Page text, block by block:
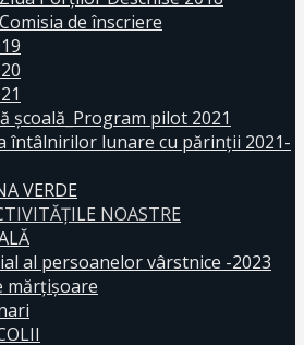
Comisia de înscriere
școală_Program pilot 2021
întâlnirilor lunare cu părinții 2021-
VERDE
NOASTRE
al persoanelor vârstnice -2023
mărțișoare